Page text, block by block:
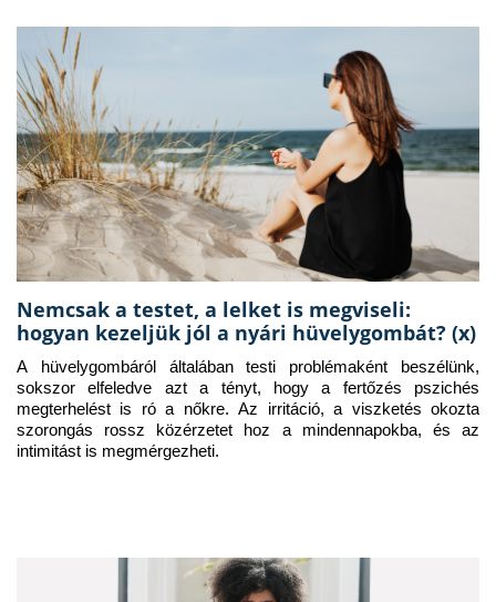
Nemcsak a testet, a lelket is megviseli:
hogyan kezeljük jól a nyári hüvelygombát? (x)
A hüvelygombáról általában testi problémaként beszélünk,
sokszor elfeledve azt a tényt, hogy a fertőzés pszichés
megterhelést is ró a nőkre. Az irritáció, a viszketés okozta
szorongás rossz közérzetet hoz a mindennapokba, és az
intimitást is megmérgezheti.